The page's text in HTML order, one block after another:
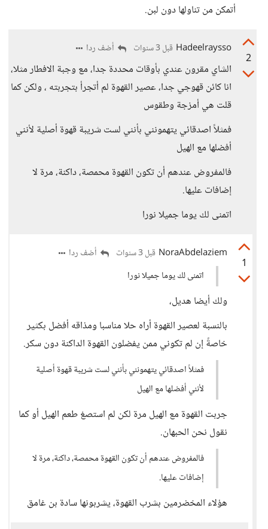
أتمكن من تناولها دون لبن.
2
Hadeelraysso قبل 3 سنوات أضف ردا
الشاي مقرون عندي بأوقات محددة جدا، مع وجبة الافطار مثلا،
انا كائن قهوجي جدا، عصير القهوة لم أتجرأ بتجربته ، ولكن كما
قلت هي أمزجة وطقوس
فمثلاً اصدقائي يتهمونني بأنني لست شريبة قهوة أصلية لأنني
أفضلها مع الهيل
فالمفروض عندهم أن تكون القهوة محمصة، داكنة، مرة لا
إضافات عليها.
اتمنى لك يوما جميلا نورا
1
NoraAbdelaziem قبل 3 سنوات
أضف ردا
اتمنى لك يوما جميلا نورا
ولك أيضا هديل،
بالنسبة لعصير القهوة أراه حلا مناسبا ومذاقه أفضل بكثير
خاصةً إن لم تكوني ممن يفضلون القهوة الداكنة دون سكر.
فمثلاً اصدقائي يتهمونني بأنني لست شريبة قهوة أصلية
لأنني أفضلها مع الهيل
جربت القهوة مع الهيل مرة لكن لم استصغ طعم الهيل أو كما
نقول نحن الحبهان.
فالمفروض عندهم أن تكون القهوة محمصة، داكنة، مرة لا
إضافات عليها.
هؤلاء المخضرمين بشرب القهوة، يشربونها سادة بن غامق